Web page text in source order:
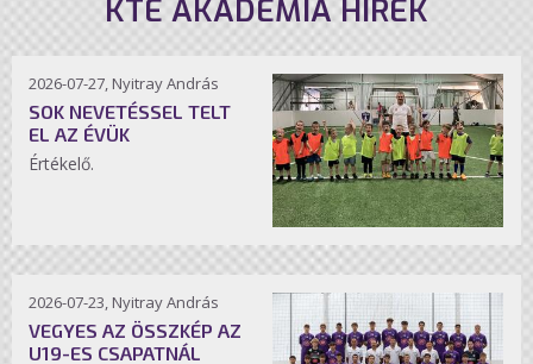
KTE AKADÉMIA HÍREK
2026-07-27, Nyitray András
SOK NEVETÉSSEL TELT
EL AZ ÉVÜK
Értékelő.
2026-07-23, Nyitray András
VEGYES AZ ÖSSZKÉP AZ
U19-ES CSAPATNÁL